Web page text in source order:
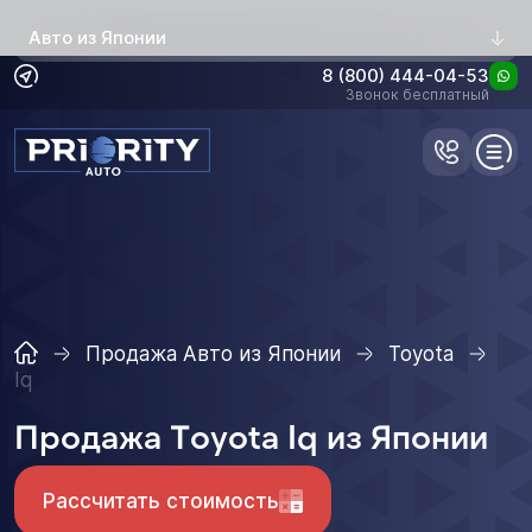
Авто из Японии
8 (800) 444-04-53
Звонок бесплатный
Продажа Авто из Японии
Toyota
Iq
Продажа Toyota Iq из Японии
Рассчитать стоимость